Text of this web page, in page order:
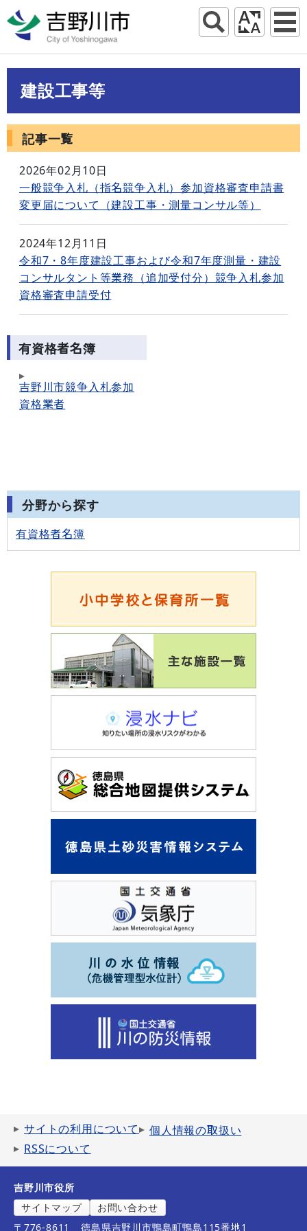
建設工事等
記事一覧
2026年02月10日
一般競争入札（指名競争入札）参加資格審査申請書
変更届について（建設工事・測量コンサル等）
2024年12月11日
令和7・8年度建設工事および令和7年度測量・建設
コンサルタント等業務（追加受付分）競争入札参加
資格審査申請受付
有資格者名簿
吉野川市競争入札参加
資格業者
分野から探す
有資格者名簿
サイトの利用について
個人情報の取扱い
RSSについて
吉野川市役所
サイトマップ
お問い合わせ
〒776-8611
徳島県吉野川市鴨島町鴨島115番地1